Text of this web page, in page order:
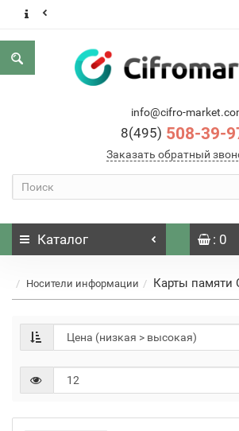
info@cifro-
8(495) 508-39-
Заказать обратный
Каталог : 0
Носители информации Карты памяти